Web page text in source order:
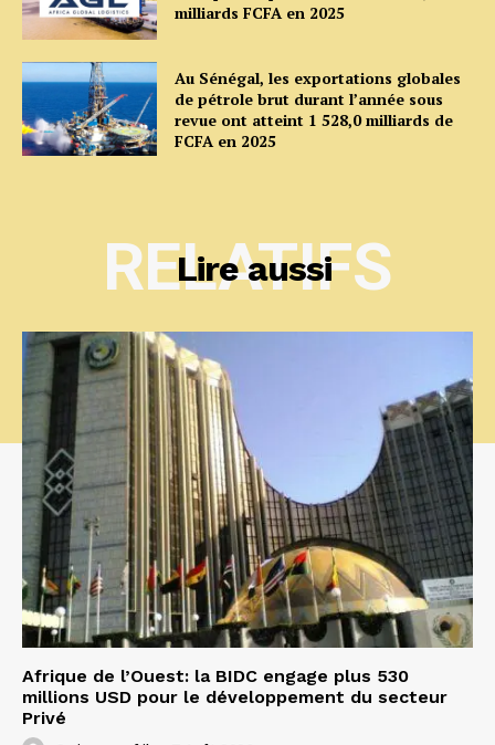
milliards FCFA en 2025
Au Sénégal, les exportations globales
de pétrole brut durant l’année sous
revue ont atteint 1 528,0 milliards de
FCFA en 2025
Lire aussi
RELATIFS
Afrique de l’Ouest: la BIDC engage plus 530
millions USD pour le développement du secteur
Privé